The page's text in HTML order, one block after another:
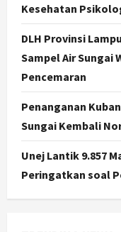
Kesehatan
DLH Provinsi
Sampel Air Sungai
Pencemaran
Penanganan
Sungai Kembali
Unej Lantik 9.857
Peringatkan soal
5